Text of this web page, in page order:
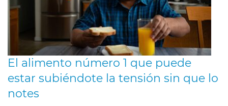
El alimento número 1 que puede
estar subiéndote la tensión sin que lo
notes